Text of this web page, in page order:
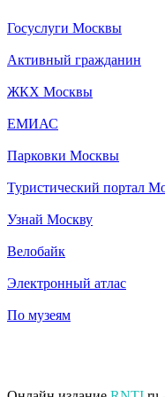
Госуслуги Москвы
Активный гражданин
ЖКХ Москвы
ЕМИАС
Парковки Москвы
Туристический портал
Узнай Москву
Велобайк
Электронный атлас
По музеям